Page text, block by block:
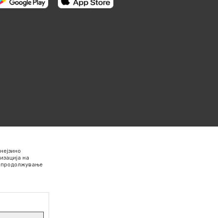
на
продолжување